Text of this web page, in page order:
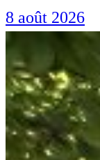
8 août 2026